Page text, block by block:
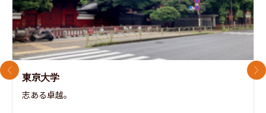
東京大学
志ある卓越。
前のスライド 次